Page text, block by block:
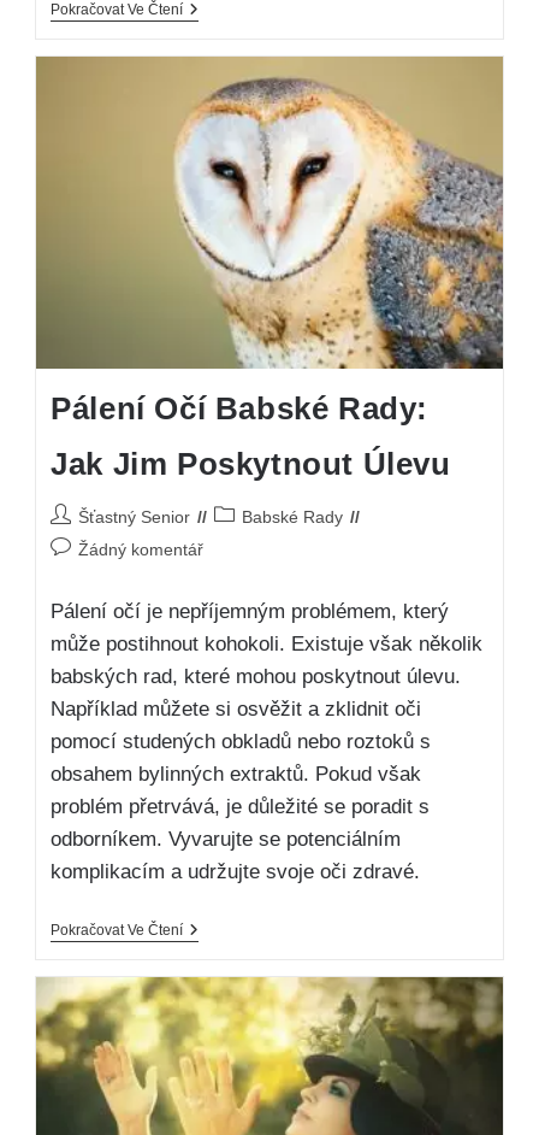
Pokračovat Ve Čtení
Pálení Očí Babské Rady:
Jak Jim Poskytnout Úlevu
Šťastný Senior
Babské Rady
Žádný komentář
Pálení očí je nepříjemným problémem, který
může postihnout kohokoli. Existuje však několik
babských rad, které mohou poskytnout úlevu.
Například můžete si osvěžit a zklidnit oči
pomocí studených obkladů nebo roztoků s
obsahem bylinných extraktů. Pokud však
problém přetrvává, je důležité se poradit s
odborníkem. Vyvarujte se potenciálním
komplikacím a udržujte svoje oči zdravé.
Pokračovat Ve Čtení